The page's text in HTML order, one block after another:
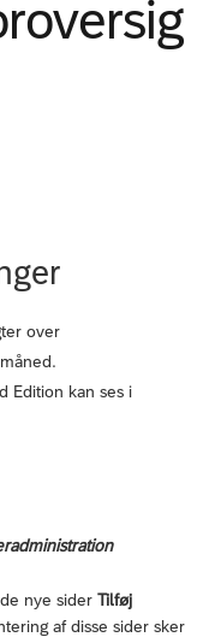
over
Edition kan ses i
nye sider Tilføj
af disse sider sker